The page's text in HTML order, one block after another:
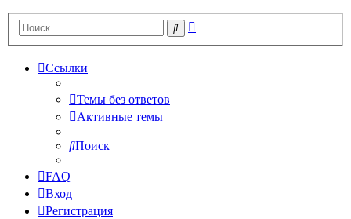
Поиск
Ссылки
Темы без ответов
Активные темы
Поиск
FAQ
Вход
Регистрация